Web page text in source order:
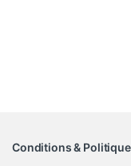
Conditions &